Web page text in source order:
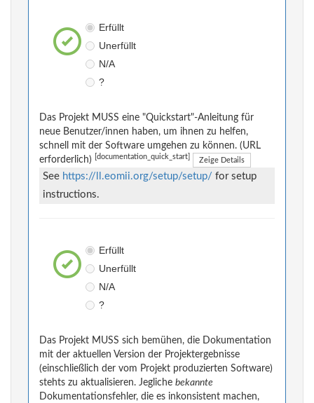
Erfüllt
Unerfüllt
N/A
?
Das Projekt MUSS eine "Quickstart"-Anleitung für
neue Benutzer/innen haben, um ihnen zu helfen,
schnell mit der Software umgehen zu können. (URL
erforderlich)
[documentation_quick_start] Zeige Details
See https://ll.eomii.org/setup/setup/ for setup
instructions.
Erfüllt
Unerfüllt
N/A
?
Das Projekt MUSS sich bemühen, die Dokumentation
mit der aktuellen Version der Projektergebnisse
(einschließlich der vom Projekt produzierten Software)
stehts zu aktualisieren. Jegliche bekannte
Dokumentationsfehler, die es inkonsistent machen,